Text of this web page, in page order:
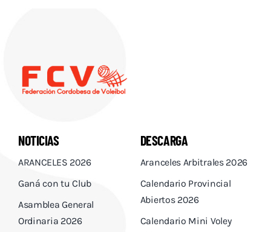
NOTICIAS
ARANCELES 2026
Ganá con tu Club
Asamblea General
Ordinaria 2026
DESCARGA
Aranceles Arbitrales 2026
Calendario Provincial
Abiertos 2026
Calendario Mini Voley